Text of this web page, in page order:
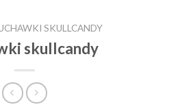
SKULLCANDY
skullcandy